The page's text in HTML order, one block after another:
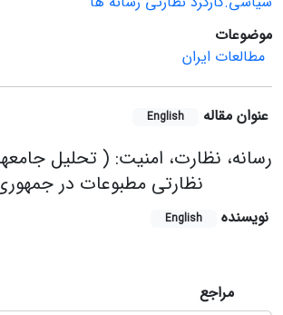
موضوعات
مطالعات ایران
عنوان مقاله English
رسانه، نظارت، امنیت: ( تحلیل
نظارتی مطبوعات در
نویسنده English
مراجع